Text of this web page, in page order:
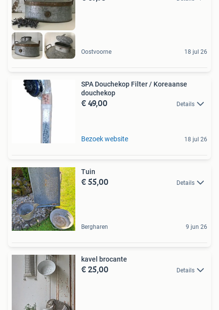
Oostvoorne 18 jul 26
SPA Douchekop Filter / Koreaanse
douchekop
€ 49,00 Details
Bezoek website 18 jul 26
Tuin
€ 55,00 Details
Bergharen 9 jun 26
kavel brocante
€ 25,00 Details